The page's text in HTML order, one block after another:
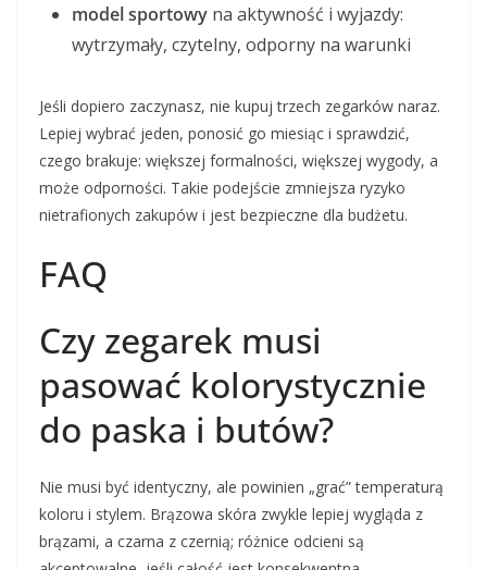
model sportowy na aktywność i wyjazdy:
wytrzymały, czytelny, odporny na warunki
Jeśli dopiero zaczynasz, nie kupuj trzech zegarków naraz.
Lepiej wybrać jeden, ponosić go miesiąc i sprawdzić,
czego brakuje: większej formalności, większej wygody, a
może odporności. Takie podejście zmniejsza ryzyko
nietrafionych zakupów i jest bezpieczne dla budżetu.
FAQ
Czy zegarek musi
pasować kolorystycznie
do paska i butów?
Nie musi być identyczny, ale powinien „grać” temperaturą
koloru i stylem. Brązowa skóra zwykle lepiej wygląda z
brązami, a czarna z czernią; różnice odcieni są